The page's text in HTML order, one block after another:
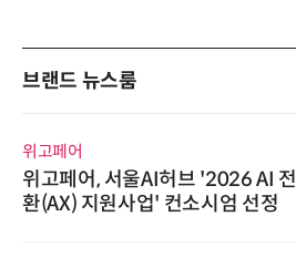
브랜드 뉴스룸
위고페어
위고페어, 서울AI허브 '2026 AI 전
환(AX) 지원사업' 컨소시엄 선정